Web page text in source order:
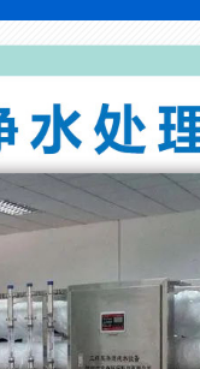
地
学